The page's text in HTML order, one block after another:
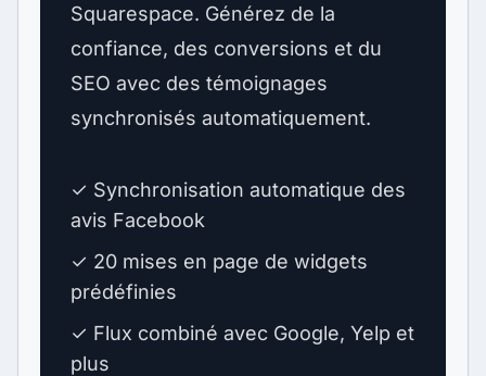
Squarespace. Générez de la
confiance, des conversions et du
SEO avec des témoignages
synchronisés automatiquement.
✓ Synchronisation automatique des
avis Facebook
✓ 20 mises en page de widgets
prédéfinies
✓ Flux combiné avec Google, Yelp et
plus